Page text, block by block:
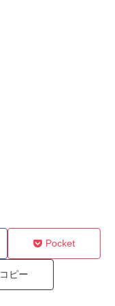
Pocket
コピー